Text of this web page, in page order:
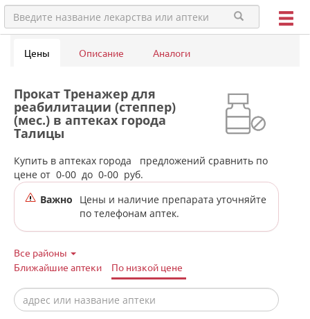
Цены Описание Аналоги
Прокат Тренажер для
реабилитации (степпер)
(мес.) в аптеках города
Талицы
Купить в аптеках города
предложений сравнить по
цене от 0-00 до 0-00 руб.
Важно
Цены и наличие препарата уточняйте
по телефонам аптек.
Все районы
Ближайшие аптеки
По низкой цене